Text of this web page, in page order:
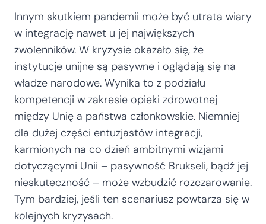
Innym skutkiem pandemii może być utrata wiary
w integrację nawet u jej największych
zwolenników. W kryzysie okazało się, że
instytucje unijne są pasywne i oglądają się na
władze narodowe. Wynika to z podziału
kompetencji w zakresie opieki zdrowotnej
między Unię a państwa członkowskie. Niemniej
dla dużej części entuzjastów integracji,
karmionych na co dzień ambitnymi wizjami
dotyczącymi Unii – pasywność Brukseli, bądź jej
nieskuteczność – może wzbudzić rozczarowanie.
Tym bardziej, jeśli ten scenariusz powtarza się w
kolejnych kryzysach.